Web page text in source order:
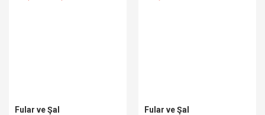
Fular ve Şal Fular ve Şal